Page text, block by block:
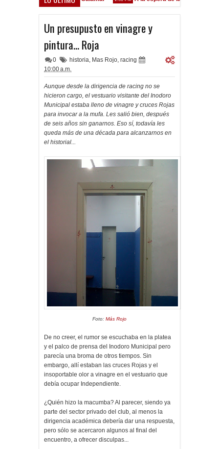
Un presupusto en vinagre y
pintura... Roja
0 historia, Mas Rojo, racing
10:00 a.m.
Aunque desde la dirigencia de racing no se
hicieron cargo, el vestuario visitante del Inodoro
Municipal estaba lleno de vinagre y cruces Rojas
para invocar a la mufa. Les salió bien, después
de seis años sin ganarnos. Eso sí, todavía les
queda más de una década para alcanzarnos en
el historial...
Foto: Más Rojo
De no creer, el rumor se escuchaba en la platea
y el palco de prensa del Inodoro Municipal pero
parecía una broma de otros tiempos. Sin
embargo, allí estaban las cruces Rojas y el
insoportable olor a vinagre en el vestuario que
debía ocupar Independiente.
¿Quién hizo la macumba? Al parecer, siendo ya
parte del sector privado del club, al menos la
dirigencia académica debería dar una respuesta,
pero sólo se acercaron algunos al final del
encuentro, a ofrecer disculpas...